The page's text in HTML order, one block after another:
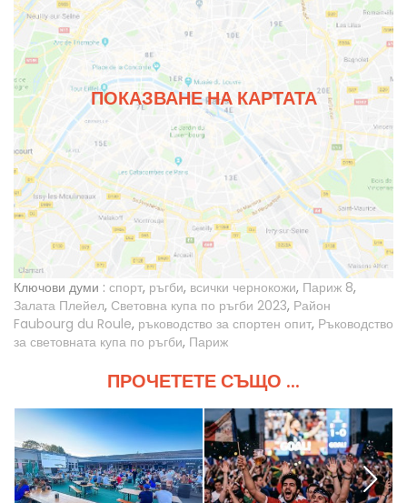
ПОКАЗВАНЕ НА КАРТАТА
Ключови думи : спорт, ръгби, всички чернокожи, Париж 8,
Залата Плейел, Световна купа по ръгби 2023, Район
Faubourg du Roule, ръководство за спортен опит, Ръководство
за световната купа по ръгби, Париж
ПРОЧЕТЕТЕ СЪЩО ...